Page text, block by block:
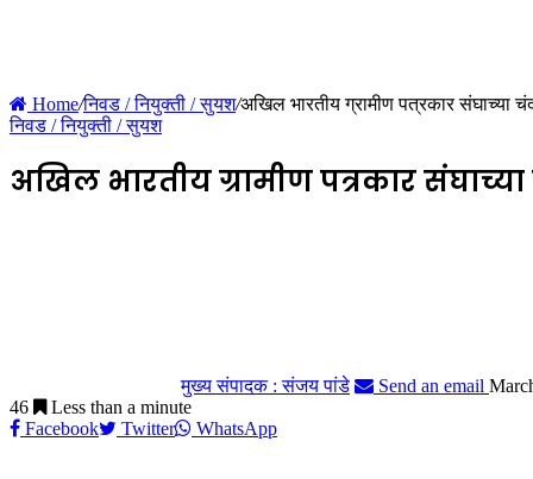
Home/निवड / नियुक्ती / सुयश/अखिल भारतीय ग्रामीण पत्रकार संघाच्या
निवड / नियुक्ती / सुयश
अखिल भारतीय ग्रामीण पत्रकार
मुख्य संपादक : संजय पांडे Send an email
46
Less than a minute
Facebook
Twitter WhatsApp